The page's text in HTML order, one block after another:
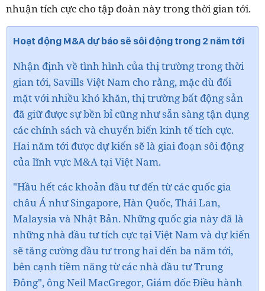
nhuận tích cực cho tập đoàn này trong thời gian tới.
Hoạt động M&A dự báo sẽ sôi động trong 2 năm tới
Nhận định về tình hình của thị trường trong thời
gian tới, Savills Việt Nam cho rằng, mặc dù đối
mặt với nhiều khó khăn, thị trường bất động sản
đã giữ được sự bền bỉ cũng như sẵn sàng tận dụng
các chính sách và chuyển biến kinh tế tích cực.
Hai năm tới được dự kiến sẽ là giai đoạn sôi động
của lĩnh vực M&A tại Việt Nam.
"Hầu hết các khoản đầu tư đến từ các quốc gia
châu Á như Singapore, Hàn Quốc, Thái Lan,
Malaysia và Nhật Bản. Những quốc gia này đã là
những nhà đầu tư tích cực tại Việt Nam và dự kiến
sẽ tăng cường đầu tư trong hai đến ba năm tới,
bên cạnh tiềm năng từ các nhà đầu tư Trung
Đông", ông Neil MacGregor, Giám đốc Điều hành